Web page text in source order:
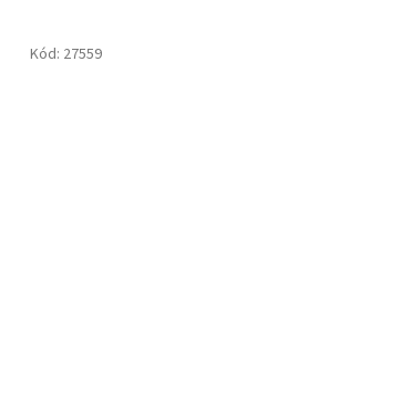
Kód: 27559